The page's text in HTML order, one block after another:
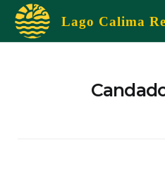
Skip
Lago Calima